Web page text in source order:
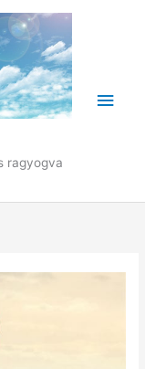
ragyogva
Main